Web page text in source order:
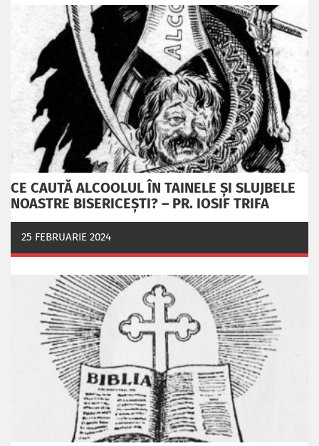
CE CAUTĂ ALCOOLUL ÎN TAINELE ŞI SLUJBELE
NOASTRE BISERICEŞTI? – PR. IOSIF TRIFA
25 FEBRUARIE 2024